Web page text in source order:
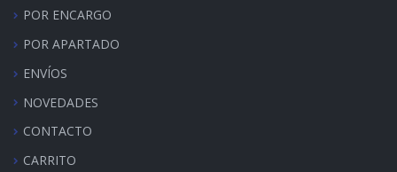
POR ENCARGO
POR APARTADO
ENVÍOS
NOVEDADES
CONTACTO
CARRITO